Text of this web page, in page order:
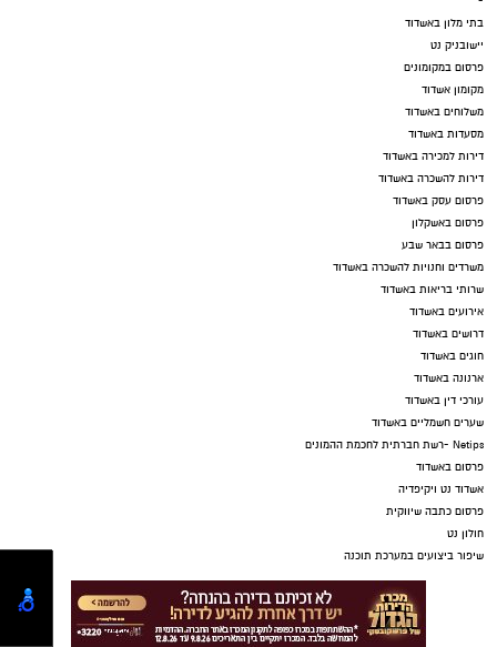
בתי מלון באשדוד
יישובניק נט
פרסום במקומונים
מקומון אשדוד
משלוחים באשדוד
מסעדות באשדוד
דירות למכירה באשדוד
דירות להשכרה באשדוד
פרסום עסק באשדוד
פרסום באשקלון
פרסום בבאר שבע
משרדים וחנויות להשכרה באשדוד
שרותי בריאות באשדוד
אירועים באשדוד
דרושים באשדוד
חוגים באשדוד
ארנונה באשדוד
עורכי דין באשדוד
שערים חשמליים באשדוד
Netips -רשת חברתית לחכמת ההמונים
פרסום באשדוד
אשדוד נט ויקיפדיה
פרסום כתבה שיווקית
חולון נט
שיפור ביצועים במערכת תוכנה